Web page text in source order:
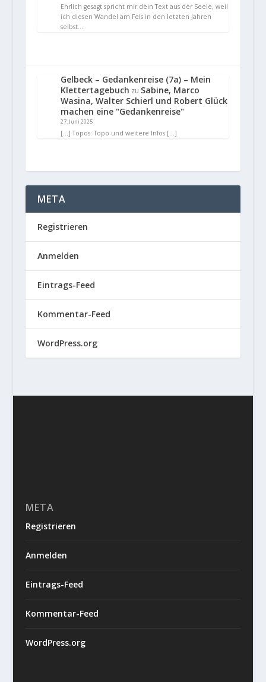
Ehrlich gesagt spricht mir dein Text aus der Seele, weil
ich diesen Wandel am Fels in den letzten Jahren
selbst…
Gelbeck – Gedankenreise (7a) – Mein
Klettertagebuch zu Sabine, Marco
Wasina, Walter Schierl und Robert Glück
machen eine "Gedankenreise"
27. Juni 2025
[…] Topos: Topo und weitere Infos […]
META
Registrieren
Anmelden
Eintrags-Feed
Kommentar-Feed
WordPress.org
META
Registrieren
Anmelden
Eintrags-Feed
Kommentar-Feed
WordPress.org